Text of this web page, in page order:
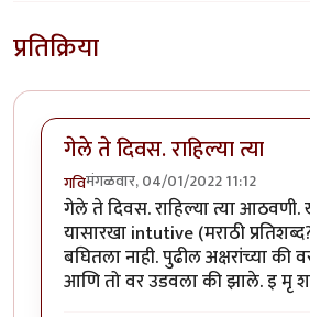
प्रतिक्रिया
गेले ते दिवस. राहिल्या त्या
गविमंगळवार, 04/01/2022 11:12
गेले ते दिवस. राहिल्या त्या
यासारखा intutive (मराठी
बघितला नाही. पुढील अक्षरांच्या की
आणि तो वर उडवला की झाले. इ मृ